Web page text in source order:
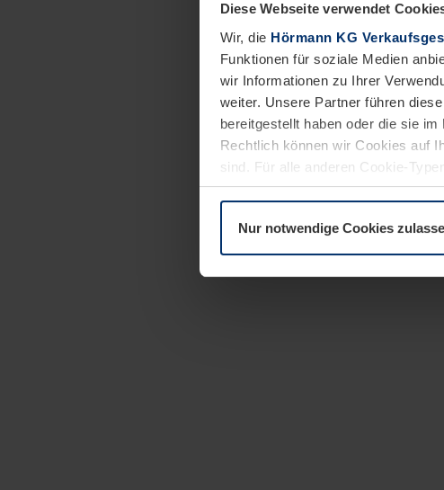
Diese Webseite verwendet
Wir, die Hörmann KG
Funktionen für soziale Medien
wir Informationen zu Ihrer
weiter. Unsere Partner führen
bereitgestellt haben oder die sie
Rechtlich können wir Cookies auf
sind. Für alle anderen Cookie-
Erläuterung auf der Seite
Nur notwendige Cookies